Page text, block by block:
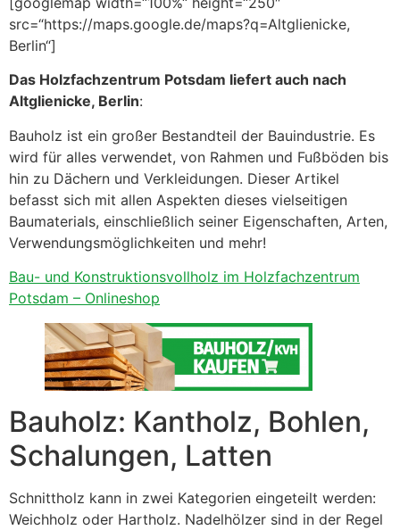
src=“https://maps.google.de/maps?q=Altglienicke,
Berlin“]
Das Holzfachzentrum Potsdam liefert auch nach
Altglienicke, Berlin:
Bauholz ist ein großer Bestandteil der Bauindustrie. Es
wird für alles verwendet, von Rahmen und Fußböden bis
hin zu Dächern und Verkleidungen. Dieser Artikel
befasst sich mit allen Aspekten dieses vielseitigen
Baumaterials, einschließlich seiner Eigenschaften, Arten,
Verwendungsmöglichkeiten und mehr!
Bau- und Konstruktionsvollholz im Holzfachzentrum
Potsdam – Onlineshop
Bauholz: Kantholz, Bohlen,
Schalungen, Latten
Schnittholz kann in zwei Kategorien eingeteilt werden:
Weichholz oder Hartholz. Nadelhölzer sind in der Regel